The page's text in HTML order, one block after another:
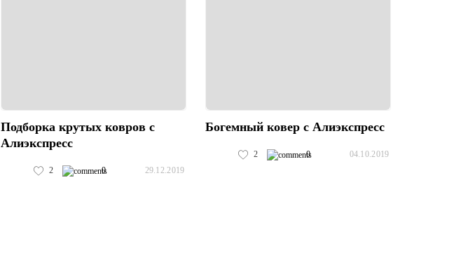
Подборка крутых ковров с
Алиэкспресс
2 0 29.12.2019
Богемный ковер с Алиэкспресс
2 0 04.10.2019